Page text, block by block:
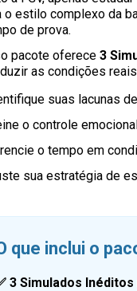
o estilo complexo da
de prova.
pacote oferece 3
as condições
suas lacunas
o controle
o tempo em
sua estratégia de
que inclui o
3 Simulados